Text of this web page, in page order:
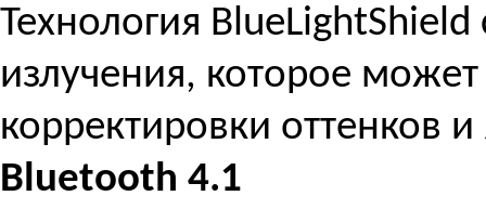
Технология
излучения, которое
корректировки оттенков
Bluetooth 4.1